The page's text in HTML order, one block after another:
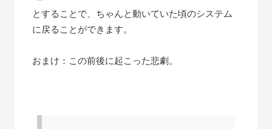
とすることで、ちゃんと動いていた頃のシステム
に戻ることができます。
おまけ：この前後に起こった悲劇。